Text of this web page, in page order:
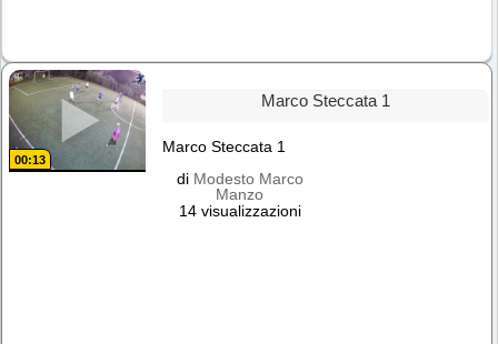
00:13
Marco Steccata 1
Marco Steccata 1
di Modesto Marco
Manzo
14 visualizzazioni